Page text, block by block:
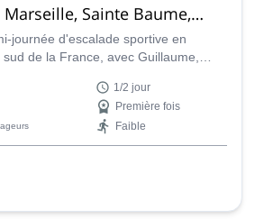
Sainte Baume,
journée d'escalade sportive en
de la France, avec Guillaume,
dans les Calanques ou dans d'autres
près des villes de Marseille, Cassis
1/2 jour
Première fois
Faible